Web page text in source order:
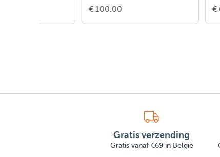
Gratis verzending
Gratis vanaf €69 in België